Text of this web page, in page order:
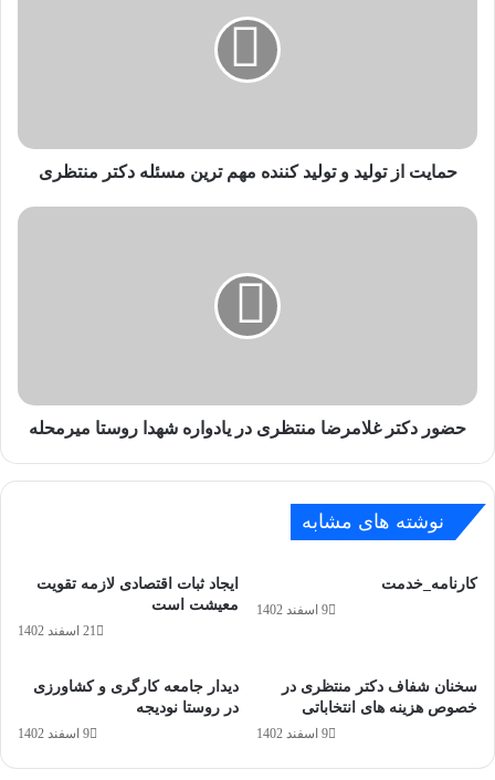
حمایت از تولید و تولید کننده مهم ترین مسئله دکتر منتظری
حضور دکتر غلامرضا منتظری در یادواره شهدا روستا میرمحله
نوشته های مشابه
ایجاد ثبات اقتصادی لازمه تقویت
معیشت است
21 اسفند 1402
کارنامه_خدمت
9 اسفند 1402
دیدار جامعه کارگری و کشاورزی
در روستا نودیجه
9 اسفند 1402
سخنان شفاف دکتر منتظری در
خصوص هزینه های انتخاباتی
9 اسفند 1402